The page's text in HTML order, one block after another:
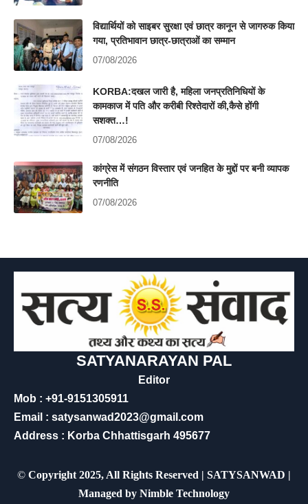
विद्यार्थियों को साइबर सुरक्षा एवं छात्र कानून से जागरुक किया
गया, प्रतिभावान छात्र-छात्राओं का सम्मान
07/08/2026
KORBA:दखल जारी है, महिला जनप्रतिनिधियों के
कामकाज में पति और करीबी रिश्तेदारों की,कैसे होंगी
सशक्त…!
07/08/2026
कांग्रेस में संगठन विस्तार एवं जनहित के मुद्दों पर बनी व्यापक
रणनीति
07/08/2026
SATYANARAYAN PAL
Editor
Mob : +91-9151305911
Email : satysanwad2023@gmail.com
Address : Korba Chhattisgarh 495677
© Copyright 2025, All Rights Reserved | SATYSANWAD |
Managed by Nimble Technology